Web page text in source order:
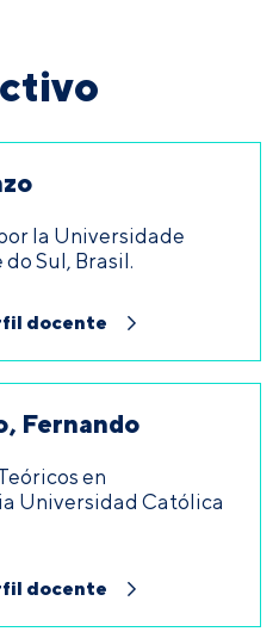
la Universidade
Sul, Brasil.
docente
Fernando
en
Universidad Católica
docente